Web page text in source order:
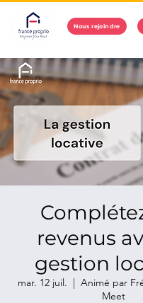
Nous rejoindre
revenus
gestion
mar. 12 juil.
  |
Animé par
Meet